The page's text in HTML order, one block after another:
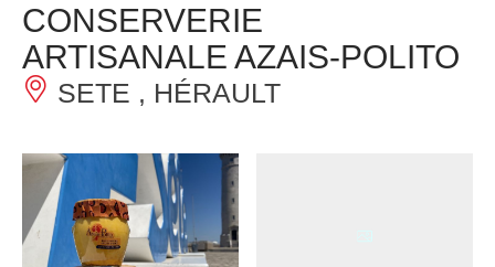
CONSERVERIE
ARTISANALE AZAIS-POLITO
SETE , HÉRAULT